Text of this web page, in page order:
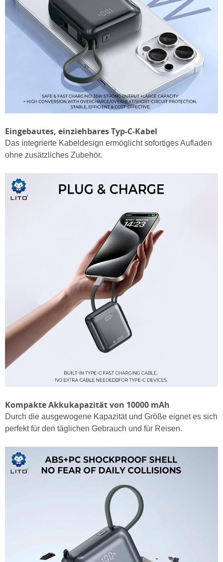
Eingebautes, einziehbares Typ-C-Kabel
Das integrierte Kabeldesign ermöglicht sofortiges Aufladen
ohne zusätzliches Zubehör.
Kompakte Akkukapazität von 10000 mAh
Durch die ausgewogene Kapazität und Größe eignet es sich
perfekt für den täglichen Gebrauch und für Reisen.